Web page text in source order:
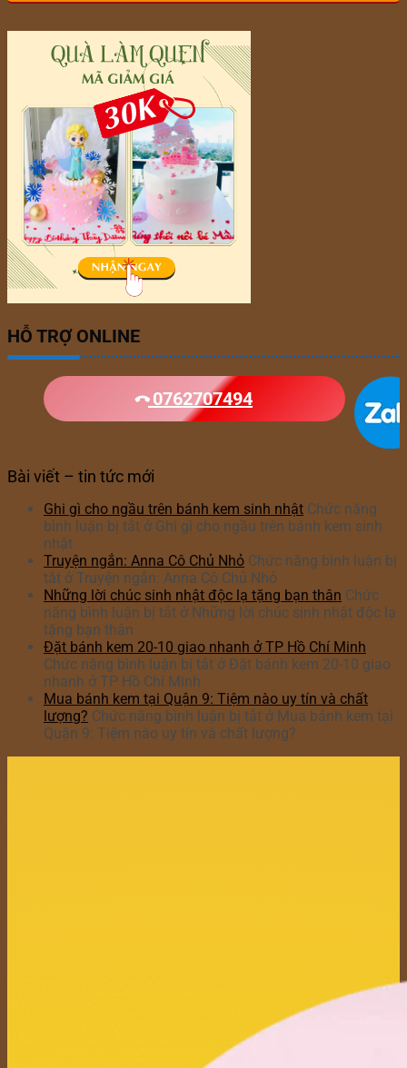
HỖ TRỢ ONLINE
0762707494
Bài viết – tin tức mới
Ghi gì cho ngầu trên bánh kem sinh nhật Chức năng
bình luận bị tắt ở Ghi gì cho ngầu trên bánh kem sinh
nhật
Truyện ngắn: Anna Cô Chủ Nhỏ Chức năng bình luận bị
tắt ở Truyện ngắn: Anna Cô Chủ Nhỏ
Những lời chúc sinh nhật độc lạ tặng bạn thân Chức
năng bình luận bị tắt ở Những lời chúc sinh nhật độc lạ
tặng bạn thân
Đặt bánh kem 20-10 giao nhanh ở TP Hồ Chí Minh
Chức năng bình luận bị tắt ở Đặt bánh kem 20-10 giao
nhanh ở TP Hồ Chí Minh
Mua bánh kem tại Quận 9: Tiệm nào uy tín và chất
lượng? Chức năng bình luận bị tắt ở Mua bánh kem tại
Quận 9: Tiệm nào uy tín và chất lượng?